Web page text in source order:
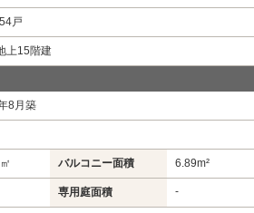
戸
上15階建
8月築
バルコニー面積 6.89m²
専用庭面積 -